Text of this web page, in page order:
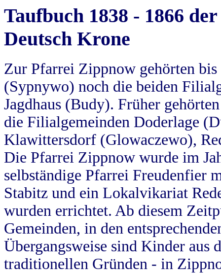
Taufbuch 1838 - 1866
Deutsch Krone
Zur Pfarrei Zippnow gehörten
(Sypnywo) noch die beiden
Jagdhaus (Budy). Früher
die Filialgemeinden Doderlage
Klawittersdorf (Glowaczewo),
Die Pfarrei Zippnow wurde im
selbständige Pfarrei Freudenfier
Stabitz und ein Lokalvikariat
wurden errichtet. Ab diesem
Gemeinden, in den
Übergangsweise sind Kinder aus
traditionellen Gründen - in